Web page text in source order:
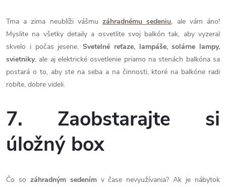
Tma a zima neublíži vášmuzáhradnému sedeniu, ale vám áno!
Myslite na všetky detaily a osvetlite svoj balkón tak, aby vyzeral
skvelo i počas jesene. Svetelné reťaze, lampáše, solárne lampy,
svietniky, ale aj elektrické osvetlenie priamo na stenách balkóna sa
postará o to, aby ste na seba a na činnosti, ktoré na balkóne radi
robíte, dobre videli.
7. Zaobstarajte si
úložný box
Čo so záhradným sedenímv čase nevyužívania? Ak je nábytok